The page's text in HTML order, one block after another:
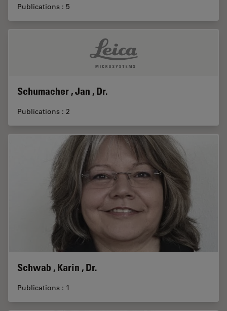
Publications : 5
Schumacher , Jan , Dr.
Publications : 2
Schwab , Karin , Dr.
Publications : 1